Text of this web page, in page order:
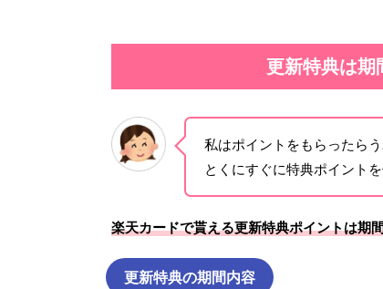
更新特典は期
私はポイントをもらったら
とくにすぐに特典ポイント
楽天カードで貰える更新特典ポイントは期
更新特典の期間内容